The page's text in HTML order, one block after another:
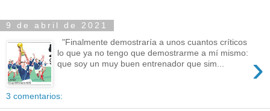
9 de abril de 2021
›
"Finalmente demostraría a unos cuantos críticos
lo que ya no tengo que demostrarme a mí mismo:
que soy un muy buen entrenador que sim...
3 comentarios: